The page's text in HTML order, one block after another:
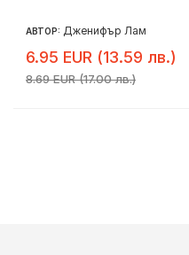
АВТОР: Дженифър Лам
6.95 EUR (13.59 лв.)
8.69 EUR (17.00 лв.)